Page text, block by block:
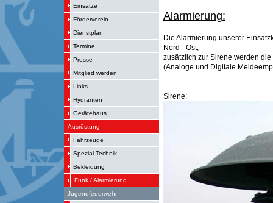
Einsätze
Förderverein
Dienstplan
Termine
Presse
Mitglied werden
Links
Hydranten
Gerätehaus
Ausrüstung
Fahrzeuge
Spezial Technik
Bekleidung
Funk / Alarmierung
Jugendfeuerwehr
Alarmierung:
Die Alarmierung unserer
Nord - Ost,
zusätzlich zur Sirene werden
(Analoge und Digitale
Sirene: